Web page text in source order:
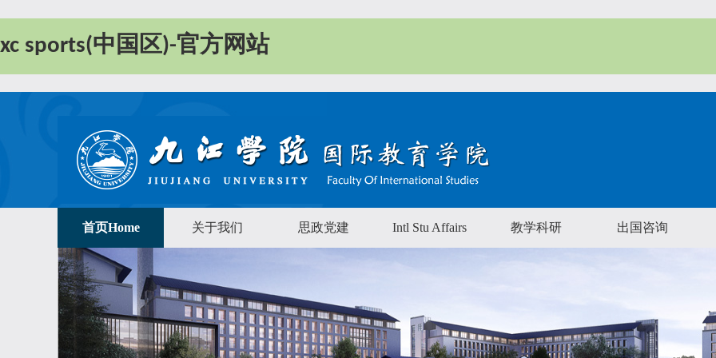
xc sports(中国区)-官方网站
首页Home 关于我们 思政党建 Intl Stu Affairs 教学科研 出国咨询